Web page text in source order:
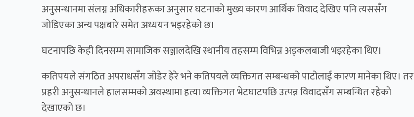
अनुसन्धानमा संलग्न अधिकारीहरूका अनुसार घटनाको मुख्य कारण आर्थिक विवाद देखिए पनि त्यससँग
जोडिएका अन्य पक्षबारे समेत अध्ययन भइरहेको छ।
घटनापछि केही दिनसम्म सामाजिक सञ्जालदेखि स्थानीय तहसम्म विभिन्न अड्कलबाजी भइरहेका थिए।
कतिपयले संगठित अपराधसँग जोडेर हेरे भने कतिपयले व्यक्तिगत सम्बन्धको पाटोलाई कारण मानेका थिए। तर
प्रहरी अनुसन्धानले हालसम्मको अवस्थामा हत्या व्यक्तिगत भेटघाटपछि उत्पन्न विवादसँग सम्बन्धित रहेको
देखाएको छ।